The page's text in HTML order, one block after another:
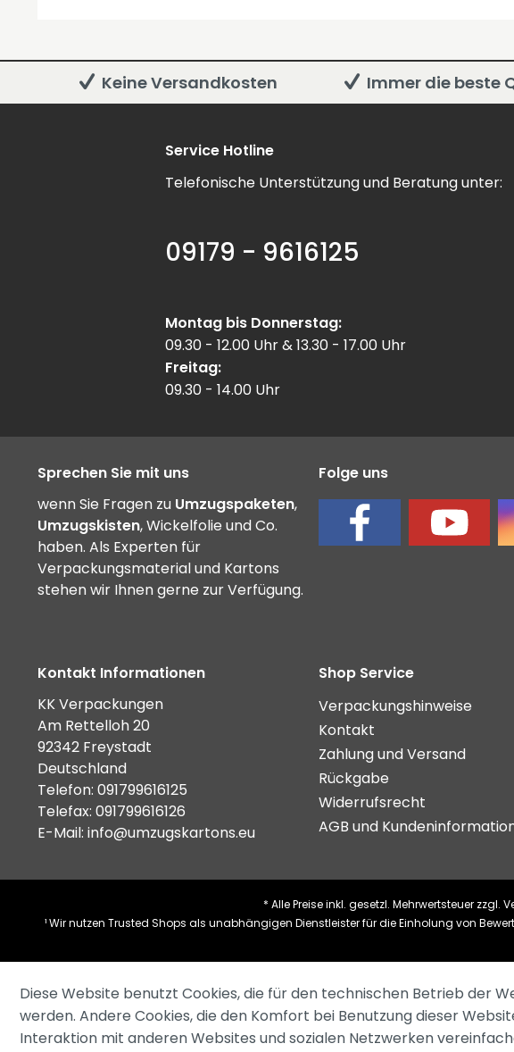
Keine Versandkosten Immer die beste
Service Hotline
Telefonische Unterstützung und Beratung unter:
09179 - 9616125
Montag bis Donnerstag:
09.30 - 12.00 Uhr & 13.30 - 17.00 Uhr
Freitag:
09.30 - 14.00 Uhr
Sprechen Sie mit uns
wenn Sie Fragen zu Umzugspaketen,
Umzugskisten, Wickelfolie und Co.
haben. Als Experten für
Verpackungsmaterial und Kartons
stehen wir Ihnen gerne zur Verfügung.
Folge uns
Kontakt Informationen
KK Verpackungen
Am Rettelloh 20
92342 Freystadt
Deutschland
Telefon: 091799616125
Telefax: 091799616126
E-Mail: info@umzugskartons.eu
Shop Service
Verpackungshinweise
Kontakt
Zahlung und Versand
Rückgabe
Widerrufsrecht
AGB und
* Alle Preise inkl. gesetzl. Mehrwertsteuer zzgl.
¹ Wir nutzen Trusted Shops als unabhängigen Dienstleister für die Einholung von
Diese Website benutzt Cookies, die für den technischen Betrieb der
werden. Andere Cookies, die den Komfort bei Benutzung dieser
Interaktion mit anderen Websites und sozialen Netzwerken